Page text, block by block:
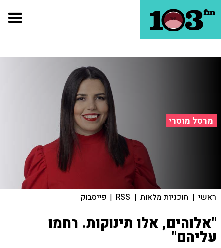
מרסל מוסרי
ראשי | תוכניות מלאות |
RSS
| פייסבוק
"אלוהים, אלו תינוקות. רחמו
עליהם"